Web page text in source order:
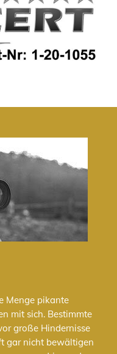
Menge pikante
mit sich. Bestimmte
große Hindernisse
gar nicht bewältigen